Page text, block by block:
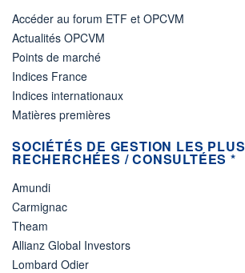
Accéder au forum ETF et OPCVM
Actualités OPCVM
Points de marché
Indices France
Indices internationaux
Matières premières
SOCIÉTÉS DE GESTION LES PLUS
RECHERCHÉES / CONSULTÉES *
Amundi
Carmignac
Theam
Allianz Global Investors
Lombard Odier